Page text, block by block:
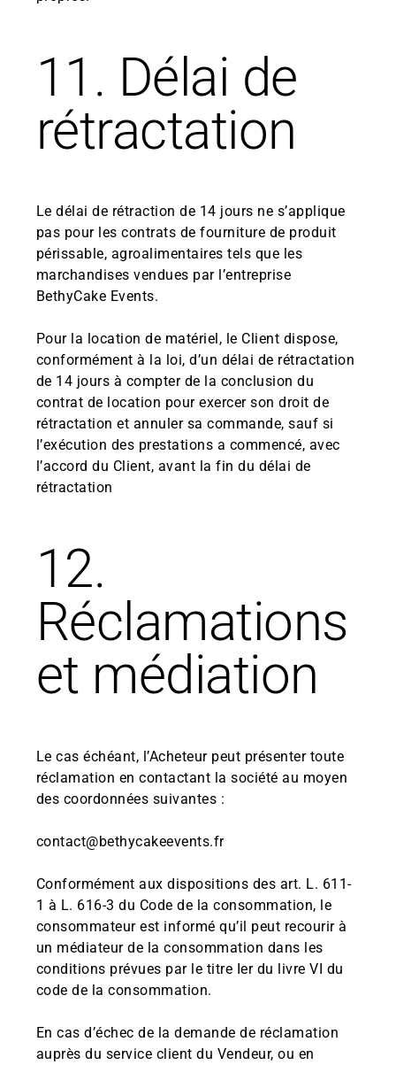
11. Délai de
rétractation
Le délai de rétraction de 14 jours ne s’applique
pas pour les contrats de fourniture de produit
périssable, agroalimentaires tels que les
marchandises vendues par l’entreprise
BethyCake Events.
Pour la location de matériel, le Client dispose,
conformément à la loi, d’un délai de rétractation
de 14 jours à compter de la conclusion du
contrat de location pour exercer son droit de
rétractation et annuler sa commande, sauf si
l’exécution des prestations a commencé, avec
l’accord du Client, avant la fin du délai de
rétractation
12.
Réclamations
et médiation
Le cas échéant, l’Acheteur peut présenter toute
réclamation en contactant la société au moyen
des coordonnées suivantes :
contact@bethycakeevents.fr
Conformément aux dispositions des art. L. 611-
1 à L. 616-3 du Code de la consommation, le
consommateur est informé qu’il peut recourir à
un médiateur de la consommation dans les
conditions prévues par le titre Ier du livre VI du
code de la consommation.
En cas d’échec de la demande de réclamation
auprès du service client du Vendeur, ou en